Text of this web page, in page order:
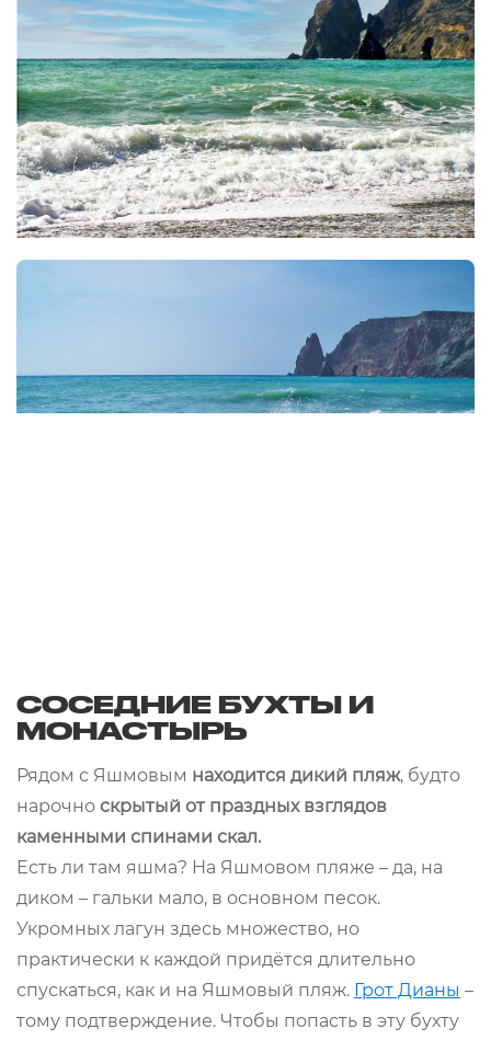
СОСЕДНИЕ БУХТЫ И
МОНАСТЫРЬ
Рядом с Яшмовым находится дикий пляж, будто
нарочно скрытый от праздных взглядов
каменными спинами скал.
Есть ли там яшма? На Яшмовом пляже – да, на
диком – гальки мало, в основном песок.
Укромных лагун здесь множество, но
практически к каждой придётся длительно
спускаться, как и на Яшмовый пляж. Грот Дианы –
тому подтверждение. Чтобы попасть в эту бухту